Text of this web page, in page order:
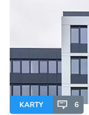
KARTY 6